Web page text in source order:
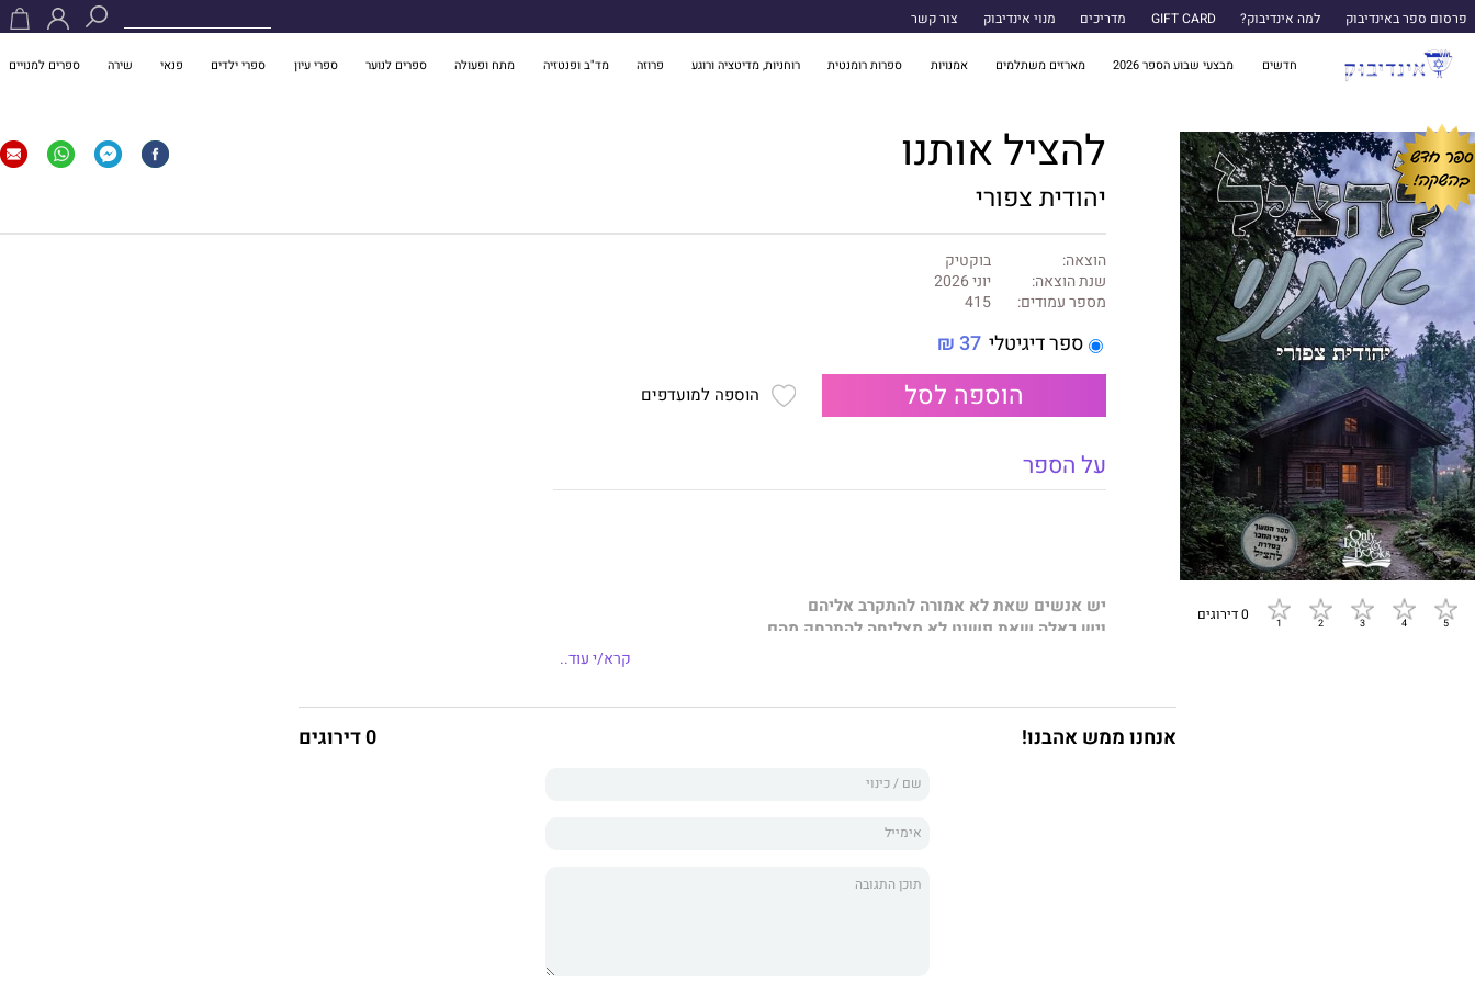
פרסום ספר באינדיבוק למה אינדיבוק? GIFT CARD מדריכים מנוי אינדיבוק צור קשר
חדשים מבצעי שבוע הספר 2026 מארזים משתלמים אמנויות ספרות רומנטית רוחניות, מדיטציה ורוגע פרוזה מד"ב ופנטזיה מתח ופעולה ספרים לנוער ספרי עיון ספרי ילדים פנאי שירה ספרים למנויים
0 דירוגים
להציל אותנו
יהודית צפורי
הוצאה:
בוקטיק
שנת הוצאה:
יוני 2026
מספר עמודים:
415
ספר דיגיטלי 37 ₪
הוספה לסל הוספה למועדפים
על הספר
יש אנשים שאת לא אמורה להתקרב אליהם
ויש כאלה שאת פשוט לא מצליחה להתרחק מהם
מאיה לביא, מסתערבת וקצינת קליעה מצטיינת, יודעת בדיוק מה עומד על הכף, היא
חיה בעולם שבו טעות אחת עולה ביוקר, ואמון הוא מצרך נדיר.
מהלך ולקרוא אנשים לפני שהם פותחים את הפה, אבל מולה? שום דבר לא עובד
"בעיניים שלו יש סדק שחושף את הכאב שלו. הוא נראה כאילו מישהו בעט לו
קרא/י עוד..
אנחנו ממש אהבנו! 0 דירוגים